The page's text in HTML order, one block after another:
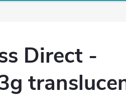
Direct -